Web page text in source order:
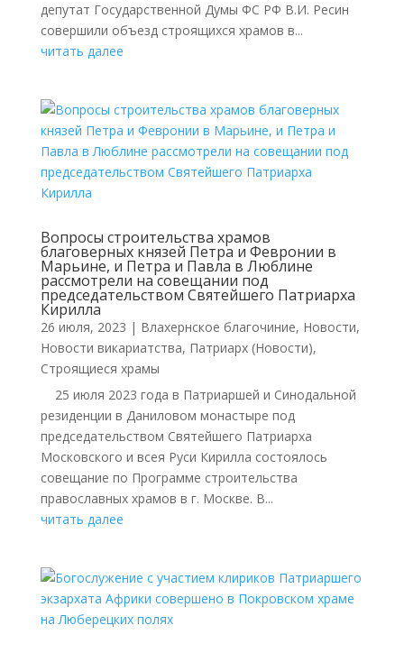
депутат Государственной Думы ФС РФ В.И. Ресин
совершили объезд строящихся храмов в...
читать далее
Вопросы строительства храмов
благоверных князей Петра и Февронии в
Марьине, и Петра и Павла в Люблине
рассмотрели на совещании под
председательством Святейшего Патриарха
Кирилла
26 июля, 2023 | Влахернское благочиние, Новости,
Новости викариатства, Патриарх (Новости),
Строящиеся храмы
25 июля 2023 года в Патриаршей и Синодальной
резиденции в Даниловом монастыре под
председательством Святейшего Патриарха
Московского и всея Руси Кирилла состоялось
совещание по Программе строительства
православных храмов в г. Москве. В...
читать далее